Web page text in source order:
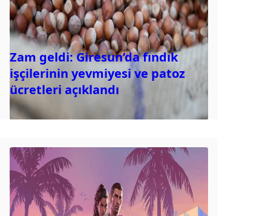
Zam geldi: Giresun’da fındık
işçilerinin yevmiyesi ve patoz
ücretleri açıklandı